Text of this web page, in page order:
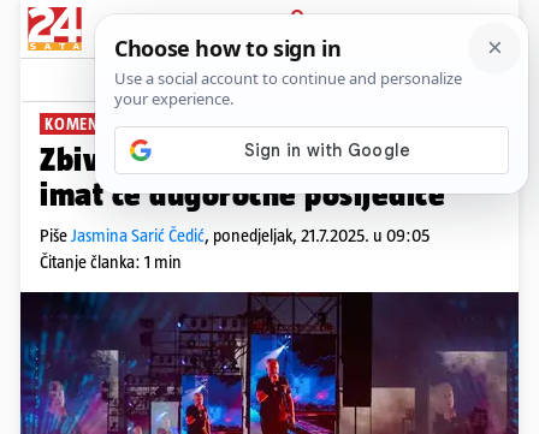
PRIJAVA
News Komentari
KOMENTIRA: JASMINA SARIĆ ČEDIĆ PLUS+
Zbivanja u Zagrebu 5. srpnja
imat će dugoročne posljedice
PišeJasmina Sarić Čedić, ponedjeljak, 21.7.2025. u 09:05
Čitanje članka: 1 min